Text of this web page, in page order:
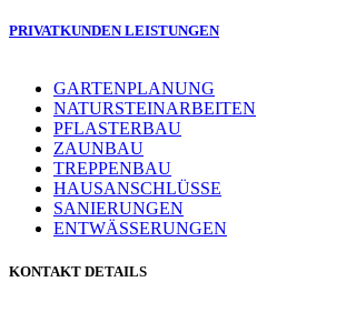
PRIVATKUNDEN LEISTUNGEN
GARTENPLANUNG
NATURSTEINARBEITEN
PFLASTERBAU
ZAUNBAU
TREPPENBAU
HAUSANSCHLÜSSE
SANIERUNGEN
ENTWÄSSERUNGEN
KONTAKT DETAILS